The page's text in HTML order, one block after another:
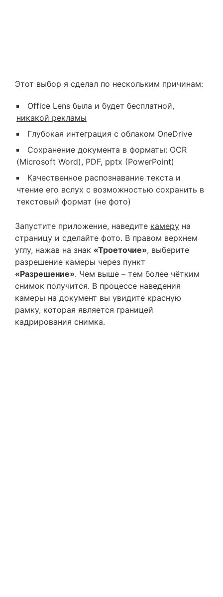
Этот выбор я сделал по нескольким причинам:
Office Lens была и будет бесплатной,
никакой рекламы
Глубокая интеграция с облаком OneDrive
Сохранение документа в форматы: OCR
(Microsoft Word), PDF, pptx (PowerPoint)
Качественное распознавание текста и
чтение его вслух с возможностью сохранить в
текстовый формат (не фото)
Запустите приложение, наведите камеру на
страницу и сделайте фото. В правом верхнем
углу, нажав на знак «Троеточие», выберите
разрешение камеры через пункт
«Разрешение». Чем выше – тем более чётким
снимок получится. В процессе наведения
камеры на документ вы увидите красную
рамку, которая является границей
кадрирования снимка.